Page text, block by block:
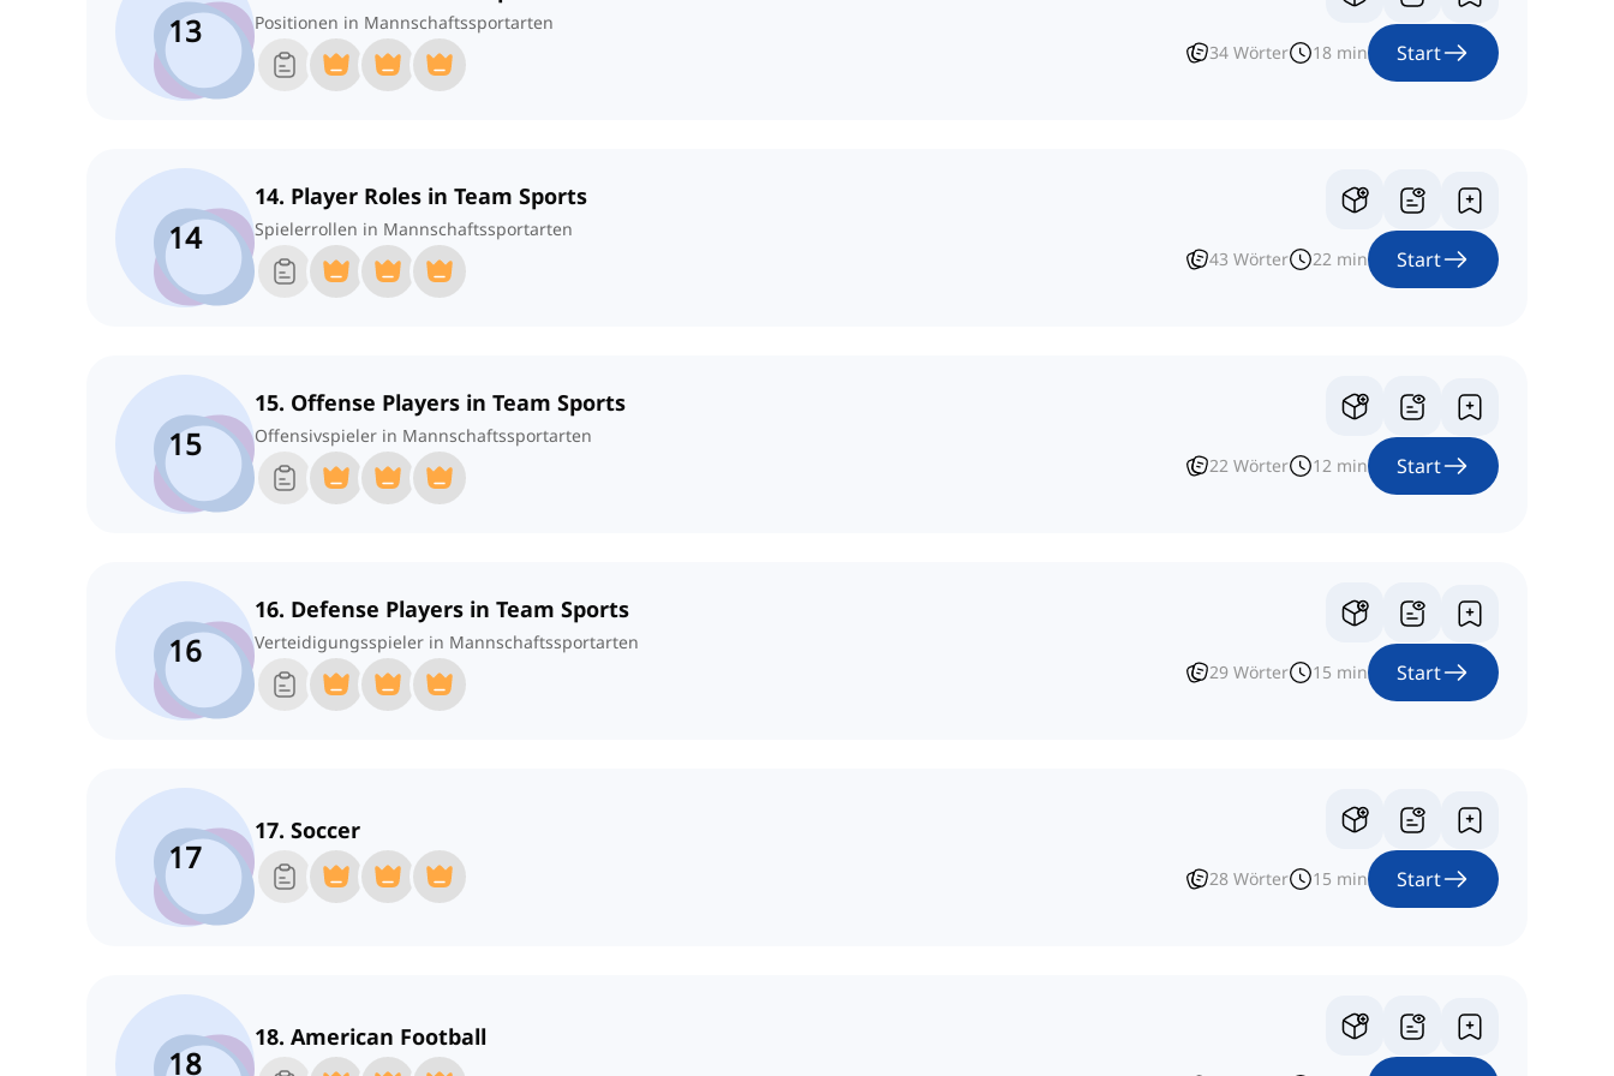
13
Positionen in Mannschaftssportarten
34 Wörter 18 min Start
14
14. Player Roles in Team Sports
Spielerrollen in Mannschaftssportarten
43 Wörter 22 min Start
15
15. Offense Players in Team Sports
Offensivspieler in Mannschaftssportarten
22 Wörter 12 min Start
16
16. Defense Players in Team Sports
Verteidigungsspieler in Mannschaftssportarten
29 Wörter 15 min Start
17
17. Soccer
28 Wörter 15 min Start
18
18. American Football